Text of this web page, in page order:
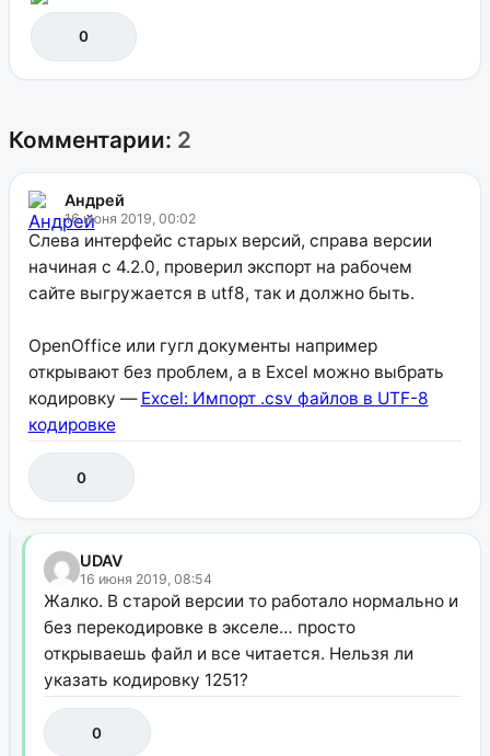
0
Комментарии: 2
Андрей
16 июня 2019, 00:02
Слева интерфейс старых версий, справа версии
начиная с 4.2.0, проверил экспорт на рабочем
сайте выгружается в utf8, так и должно быть.
OpenOffice или гугл документы например
открывают без проблем, а в Excel можно выбрать
кодировку — Excel: Импорт .csv файлов в UTF-8
кодировке
0
UDAV
16 июня 2019, 08:54
Жалко. В старой версии то работало нормально и
без перекодировке в экселе… просто
открываешь файл и все читается. Нельзя ли
указать кодировку 1251?
0